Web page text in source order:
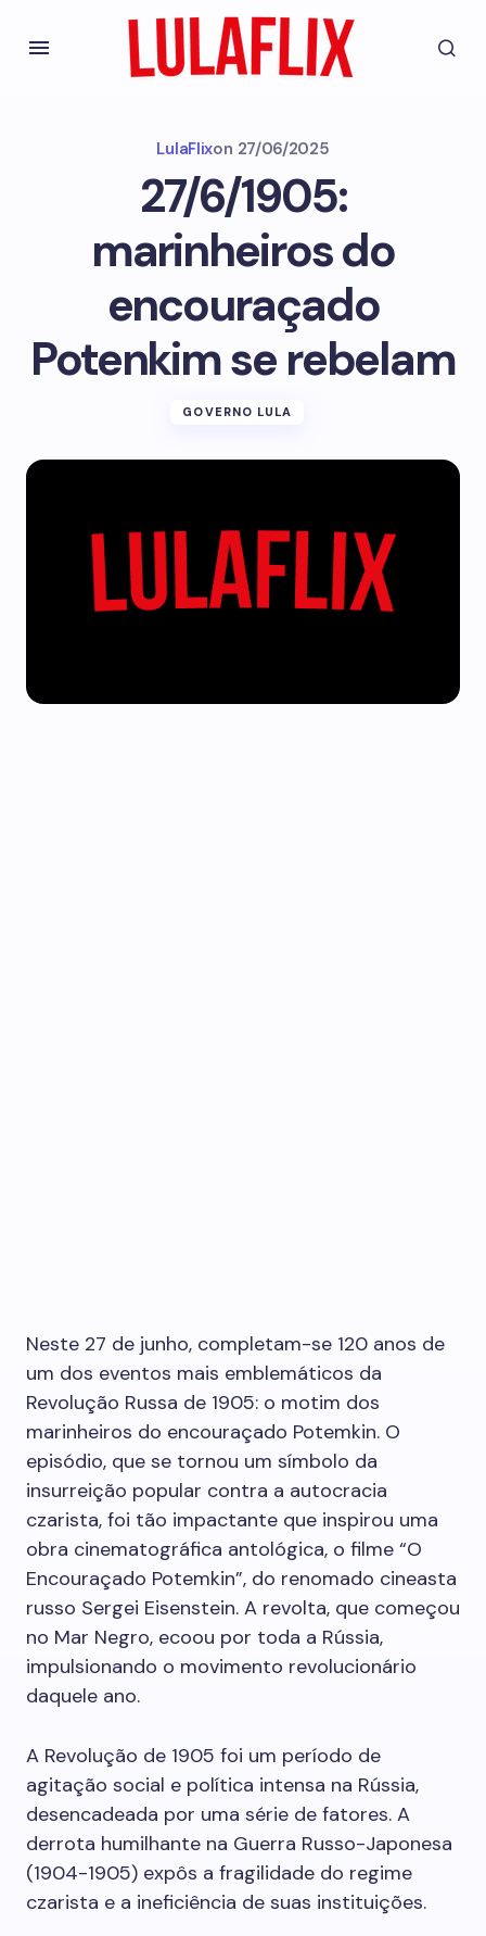
LulaFlixon 27/06/2025
27/6/1905:
marinheiros do
encouraçado
Potenkim se rebelam
GOVERNO LULA
Neste 27 de junho, completam-se 120 anos de
um dos eventos mais emblemáticos da
Revolução Russa de 1905: o motim dos
marinheiros do encouraçado Potemkin. O
episódio, que se tornou um símbolo da
insurreição popular contra a autocracia
czarista, foi tão impactante que inspirou uma
obra cinematográfica antológica, o filme “O
Encouraçado Potemkin”, do renomado cineasta
russo Sergei Eisenstein. A revolta, que começou
no Mar Negro, ecoou por toda a Rússia,
impulsionando o movimento revolucionário
daquele ano.
A Revolução de 1905 foi um período de
agitação social e política intensa na Rússia,
desencadeada por uma série de fatores. A
derrota humilhante na Guerra Russo-Japonesa
(1904-1905) expôs a fragilidade do regime
czarista e a ineficiência de suas instituições.